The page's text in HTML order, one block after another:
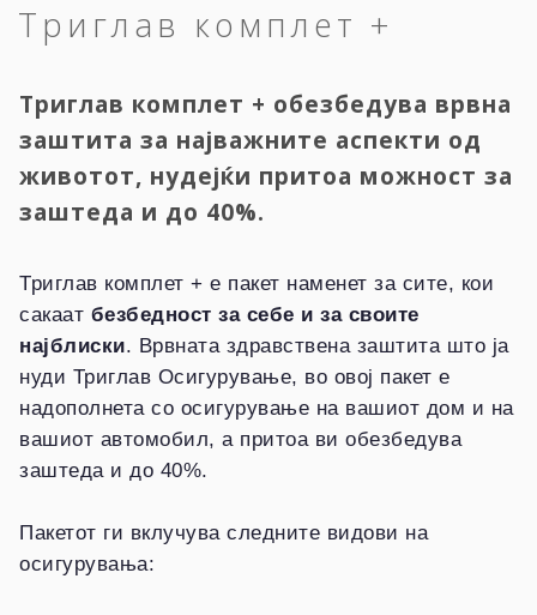
Триглав комплет +
Триглав комплет + обезбедува врвна
заштита за најважните аспекти од
животот, нудејќи притоа можност за
заштеда и до 40%.
Триглав комплет + е пакет наменет за сите, кои
сакаат безбедност за себе и за своите
најблиски. Врвната здравствена заштита што ја
нуди Триглав Осигурување, во овој пакет е
надополнета со осигурување на вашиот дом и на
вашиот автомобил, а притоа ви обезбедува
заштеда и до 40%.
Пакетот ги вклучува следните видови на
осигурувања: